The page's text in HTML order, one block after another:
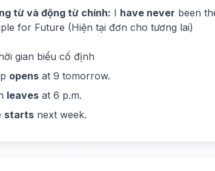
từ và động từ chính: I have never been
for Future (Hiện tại đơn cho tương lai)
gian biểu cố định
opens at 9 tomorrow.
leaves at 6 p.m.
starts next week.